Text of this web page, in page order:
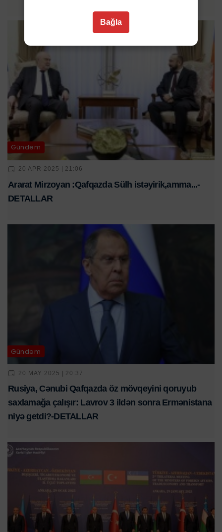
Gündəm
20 APR 2025 | 21:06
Ararat Mirzoyan :Qafqazda Sülh istəyirik,amma...-
DETALLAR
Gündəm
20 MAY 2025 | 20:37
Rusiya, Cənubi Qafqazda öz mövqeyini qoruyub
saxlamağa çalışır: Lavrov 3 ildən sonra Ermənistana
niyə getdi?-DETALLAR
Bağla